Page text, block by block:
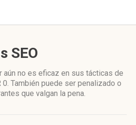
SEO
aún no es eficaz en sus tácticas de
0. También puede ser penalizado o
que valgan la pena.